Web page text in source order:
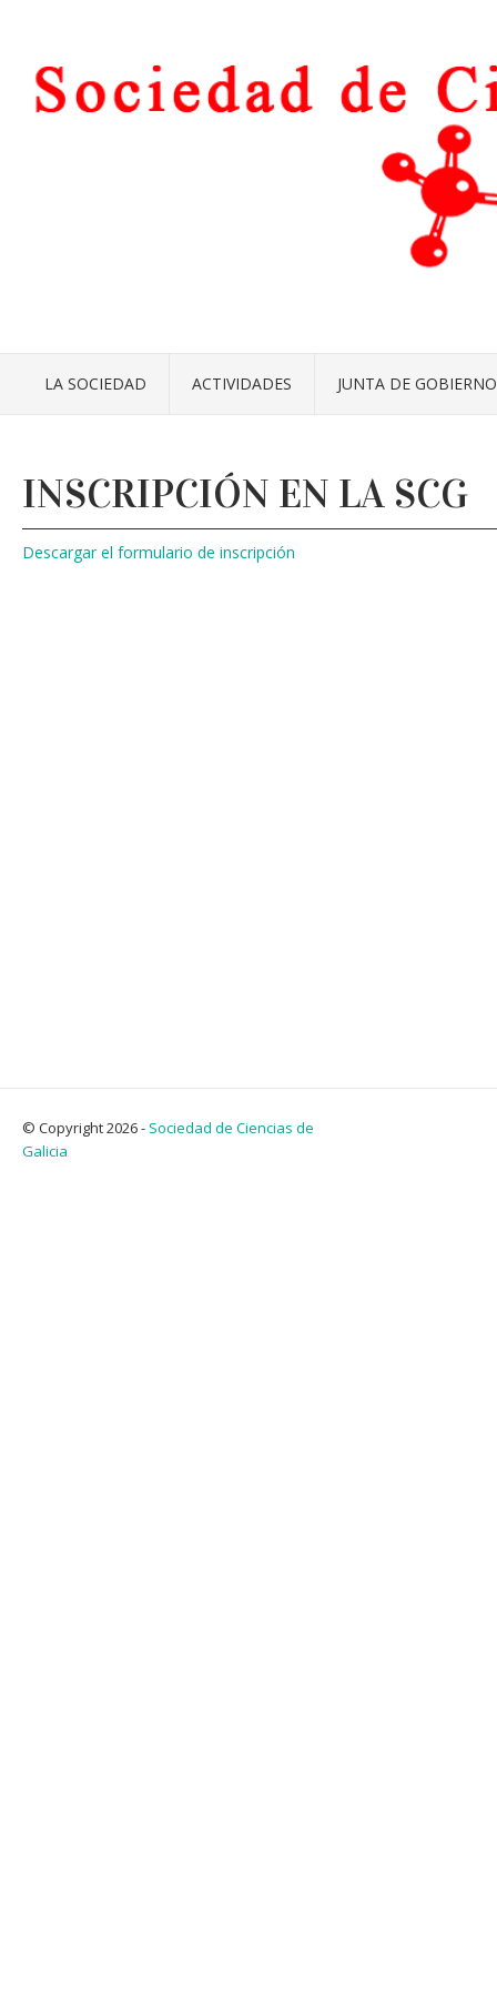
LA SOCIEDAD ACTIVIDADES JUNTA DE GOBIERNO
INSCRIPCIÓN EN LA SCG
Descargar el formulario de inscripción
© Copyright 2026 - Sociedad de Ciencias de
Galicia